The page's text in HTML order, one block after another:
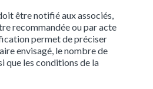
être notifié aux associés,
recommandée ou par acte
permet de préciser
envisagé, le nombre de
que les conditions de la